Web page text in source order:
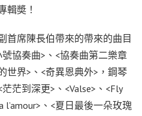
輯奬！
首席陳長伯帶來的帶來的曲目
協奏曲>、<協奏曲第二樂章
世界>、<奇異恩典外>，鋼琴
茫到深更>、<Valse>、<Fly
l’amour>、<夏日最後一朵玫瑰